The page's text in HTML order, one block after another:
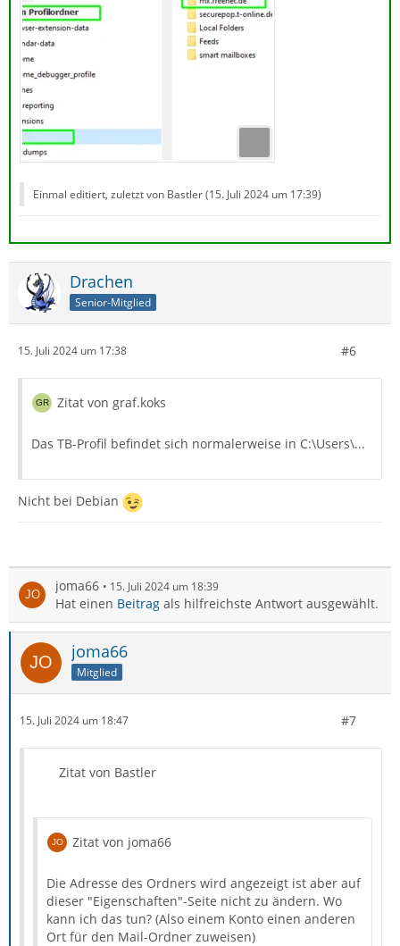
Einmal editiert, zuletzt von Bastler (15. Juli 2024 um 17:39)
Drachen
Senior-Mitglied
15. Juli 2024 um 17:38 #6
Zitat von graf.koks
Das TB-Profil befindet sich normalerweise in C:\Users\...
Nicht bei Debian
joma66 15. Juli 2024 um 18:39
Hat einen Beitrag als hilfreichste Antwort ausgewählt.
joma66
Mitglied
15. Juli 2024 um 18:47 #7
Zitat von Bastler
Zitat von joma66
Die Adresse des Ordners wird angezeigt ist aber auf
dieser "Eigenschaften"-Seite nicht zu ändern. Wo
kann ich das tun? (Also einem Konto einen anderen
Ort für den Mail-Ordner zuweisen)